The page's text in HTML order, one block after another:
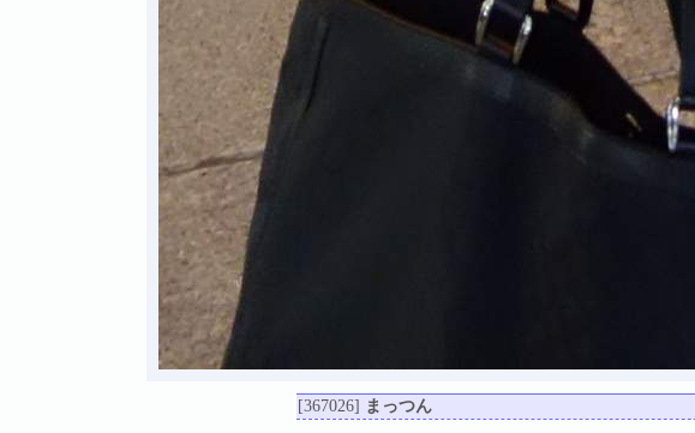
[367026] まっつん